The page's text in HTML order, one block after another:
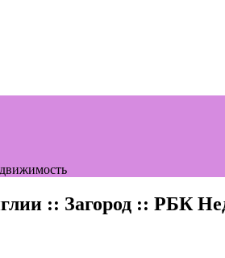
:: Загород :: РБК